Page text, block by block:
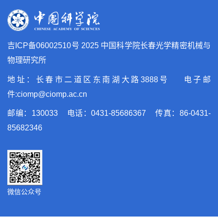
吉ICP备06002510号 2025 中国科学院长春光学精密机械与
物理研究所
地址：长春市二道区东南湖大路3888号 电子邮
件:ciomp@ciomp.ac.cn
邮编：130033 电话：0431-85686367 传真：86-0431-
85682346
微信公众号